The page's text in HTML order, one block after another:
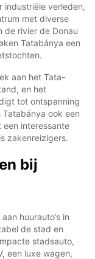
industriële verleden,
met diverse
de rivier de Donau
Tatabánya een
aan het Tata-
en het
tot ontspanning
ook een
interessante
zakenreizigers.
bij
huurauto’s in
de stad en
stadsauto,
een luxe wagen,